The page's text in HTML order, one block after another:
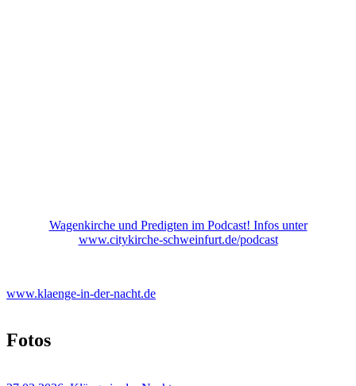
Wagenkirche und Predigten im Podcast! Infos unter
www.citykirche-schweinfurt.de/podcast
www.klaenge-in-der-nacht.de
Fotos